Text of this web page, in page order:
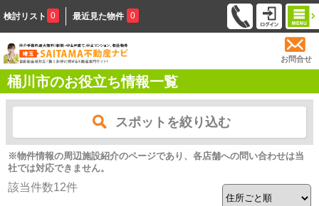
検討リスト 0 最近見た物件 0
お問合せ
桶川市のお役立ち情報一覧
スポットを絞り込む
※物件情報の周辺施設紹介のページであり、各店舗への問い合わせは当
社では対応できません。
該当件数12件